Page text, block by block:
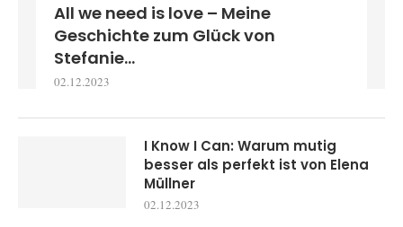
All we need is love – Meine
Geschichte zum Glück von
Stefanie...
02.12.2023
I Know I Can: Warum mutig
besser als perfekt ist von Elena
Müllner
02.12.2023